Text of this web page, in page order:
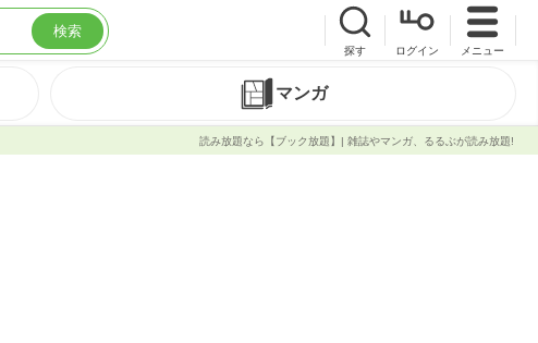
検索
探す ログイン メニュー
マンガ
読み放題なら【ブック放題】| 雑誌やマンガ、るるぶが読み放題!